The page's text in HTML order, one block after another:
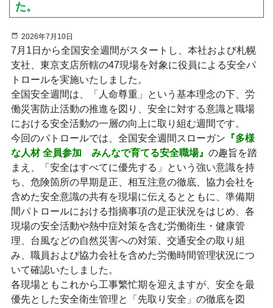
た。
2026年7月10日
7月1日から全国安全週間がスタートし、本社および札幌
支社、東京支店所轄の47現場を対象に役員による安全パ
トロールを実施いたしました。
全国安全週間は、「人命尊重」という基本理念の下、労
働災害防止活動の推進を図り、安全に対する意識と職場
における安全活動の一層の向上に取り組む週間です。
今回のパトロールでは、全国安全週間スローガン 『多様
な人材 全員参加 みんなで育てる安全職場』 の趣旨を踏
まえ、「安全はすべてに優先する」という強い意識を持
ち、危険箇所の早期是正、相互注意の徹底、協力会社を
含めた安全意識の共有を現場に伝えるとともに、準備期
間パトロールにおける指摘事項の是正状況をはじめ、各
現場の安全活動や熱中症対策を含む労働衛生・健康管
理、台風などの自然災害への対策、交通安全の取り組
み、職員および協力会社を含めた労働時間管理状況につ
いて確認いたしました。
各現場ともこれから工事繁忙期を迎えますが、安全を最
優先とした安全衛生管理と「先取り安全」の徹底を図